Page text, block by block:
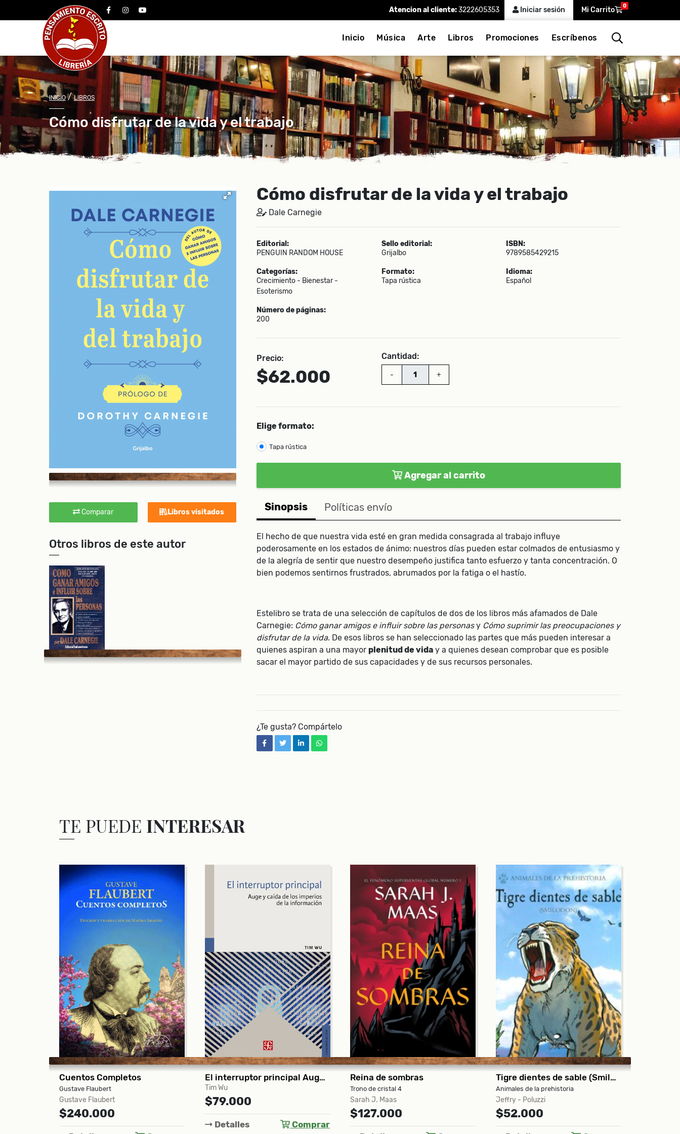
facebookinstagram
youtube Atencion al cliente:3222605353 Iniciar sesión Mi Carrito 0
Inicio Música Arte Libros Promociones Escríbenos
INICIO/LIBROS
Cómo disfrutar de la vida y el trabajo
Cómo disfrutar de la vida y el trabajo
Dale Carnegie
Editorial:
PENGUIN RANDOM HOUSE
Sello editorial:
Grijalbo
ISBN:
9789585429215
Categorías:
Crecimiento - Bienestar -
Esoterismo
Formato:
Tapa rústica
Idioma:
Español
Número de páginas:
200
Precio:
$62.000
Cantidad:
- +
Elige formato:
Tapa rústica
Agregar al carrito
Comparar Libros visitados
Otros libros de este autor
Sinopsis Políticas envío
El hecho de que nuestra vida esté en gran medida consagrada al trabajo influye
poderosamente en los estados de ánimo: nuestros días pueden estar colmados de entusiasmo y
de la alegría de sentir que nuestro desempeño justifica tanto esfuerzo y tanta concentración. O
bien podemos sentirnos frustrados, abrumados por la fatiga o el hastío.
Estelibro se trata de una selección de capítulos de dos de los libros más afamados de Dale
Carnegie: Cómo ganar amigos e influir sobre las personasy Cómo suprimir las preocupaciones y
disfrutar de la vida. De esos libros se han seleccionado las partes que más pueden interesar a
quienes aspiran a una mayor plenitud de viday a quienes desean comprobar que es posible
sacar el mayor partido de sus capacidades y de sus recursos personales.
¿Te gusta? Compártelo
facebooktwitterlinkedinwhatsapp
TE PUEDE INTERESAR
Tim Wu
$79.000
Detalles Comprar
Reina de sombras
Trono de cristal 4
Sarah J. Maas
$127.000
Animales de la prehistoria
Jeffry - Poluzzi
$52.000
Cuentos Completos
Gustave Flaubert
Gustave Flaubert
$240.000